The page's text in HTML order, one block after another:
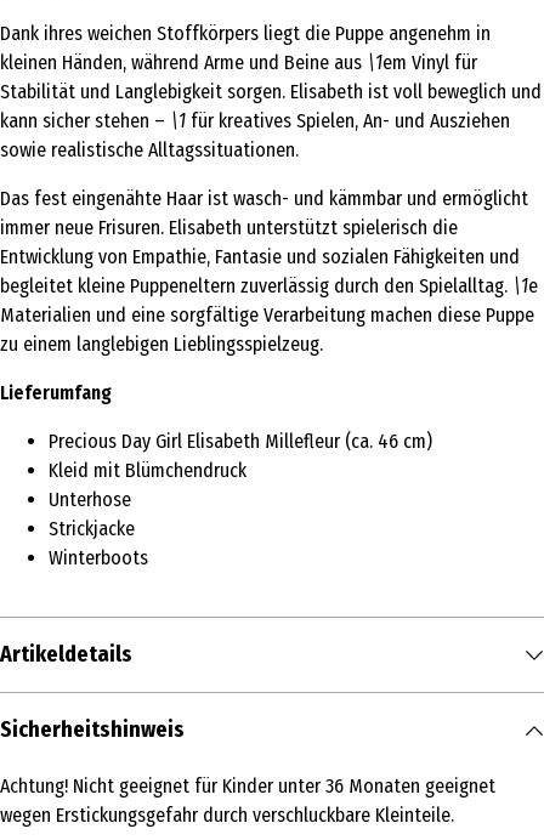
Dank ihres weichen Stoffkörpers liegt die Puppe angenehm in
kleinen Händen, während Arme und Beine aus \1em Vinyl für
Stabilität und Langlebigkeit sorgen. Elisabeth ist voll beweglich und
kann sicher stehen – \1 für kreatives Spielen, An- und Ausziehen
sowie realistische Alltagssituationen.
Das fest eingenähte Haar ist wasch- und kämmbar und ermöglicht
immer neue Frisuren. Elisabeth unterstützt spielerisch die
Entwicklung von Empathie, Fantasie und sozialen Fähigkeiten und
begleitet kleine Puppeneltern zuverlässig durch den Spielalltag. \1e
Materialien und eine sorgfältige Verarbeitung machen diese Puppe
zu einem langlebigen Lieblingsspielzeug.
Lieferumfang
Precious Day Girl Elisabeth Millefleur (ca. 46 cm)
Kleid mit Blümchendruck
Unterhose
Strickjacke
Winterboots
Artikeldetails
Inhalt
Produkttyp
Sicherheitshinweis
Achtung! Nicht geeignet für Kinder unter 36 Monaten geeignet
wegen Erstickungsgefahr durch verschluckbare Kleinteile.